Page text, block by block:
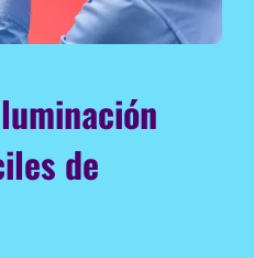
de